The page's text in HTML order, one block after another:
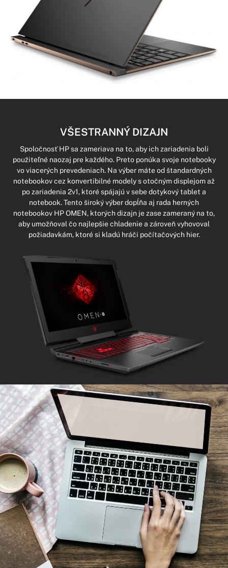
VŠESTRANNÝ DIZAJN
Spoločnosť HP sa zameriava na to, aby ich zariadenia boli
použiteľné naozaj pre každého. Preto ponúka svoje notebooky
vo viacerých prevedeniach. Na výber máte od štandardných
notebookov cez konvertibilné modely s otočným displejom až
po zariadenia 2v1, ktoré spájajú v sebe dotykový tablet a
notebook. Tento široký výber dopĺňa aj rada herných
notebookov HP OMEN, ktorých dizajn je zase zameraný na to,
aby umožňoval čo najlepšie chladenie a zároveň vyhovoval
požiadavkám, ktoré si kladú hráči počítačových hier.